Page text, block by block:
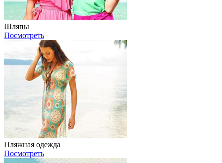
Шляпы
Посмотреть
Пляжная одежда
Посмотреть